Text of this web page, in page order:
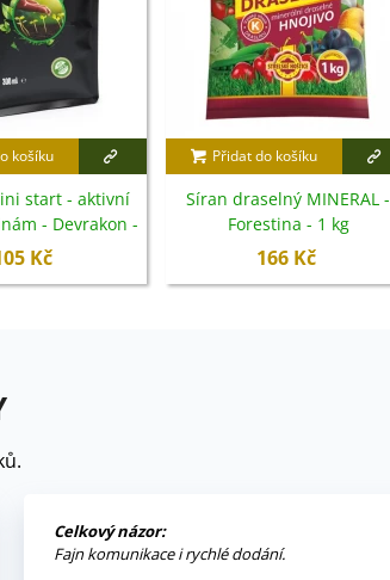
košíku
start - aktivní
- Devrakon -
ml
Kč
Přidat do košíku
Síran draselný MINERAL -
Forestina - 1 kg
166 Kč
Celkový názor:
Fajn komunikace i rychlé dodání.